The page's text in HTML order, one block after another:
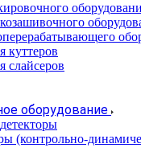
куттеров
слайсеров
оборудование
(контрольно-